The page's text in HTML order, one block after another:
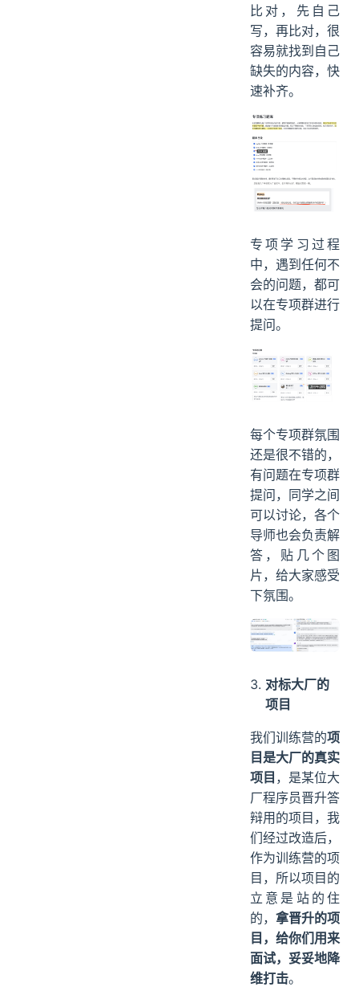
比对，先自己
写，再比对，很
容易就找到自己
缺失的内容，快
速补齐。
专项学习过程
中，遇到任何不
会的问题，都可
以在专项群进行
提问。
每个专项群氛围
还是很不错的，
有问题在专项群
提问，同学之间
可以讨论，各个
导师也会负责解
答，贴几个图
片，给大家感受
下氛围。
对标大厂的
项目
我们训练营的项
目是大厂的真实
项目 ，是某位大
厂程序员晋升答
辩用的项目，我
们经过改造后，
作为训练营的项
目，所以项目的
立意是站的住
的， 拿晋升的项
目，给你们用来
面试，妥妥地降
维打击。